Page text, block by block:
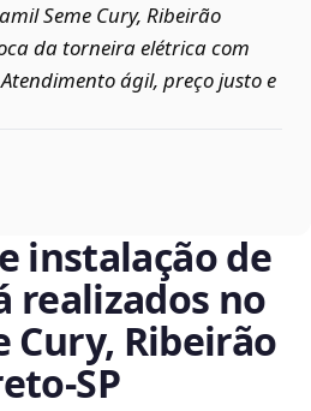
Seme Cury, Ribeirão
da torneira elétrica com
ágil, preço justo e
instalação de
realizados no
Cury, Ribeirão